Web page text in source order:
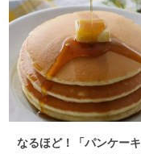
なるほど！「パンケー